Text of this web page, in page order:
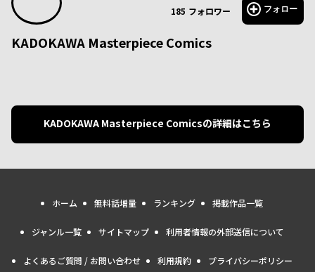
185 フォロワー フォロー
KADOKAWA Masterpiece Comics
KADOKAWA Masterpiece Comicsの詳細はこちら
ホーム 無料話増量 ランキング 掲載作品一覧
ジャンル一覧 サイトマップ 利用者情報の外部送信について
よくあるご質問 / お問い合わせ 利用規約 プライバシーポリシー